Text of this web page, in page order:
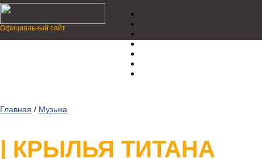
Официальный сайт
Главная / Музыка
| КРЫЛЬЯ ТИТАНА